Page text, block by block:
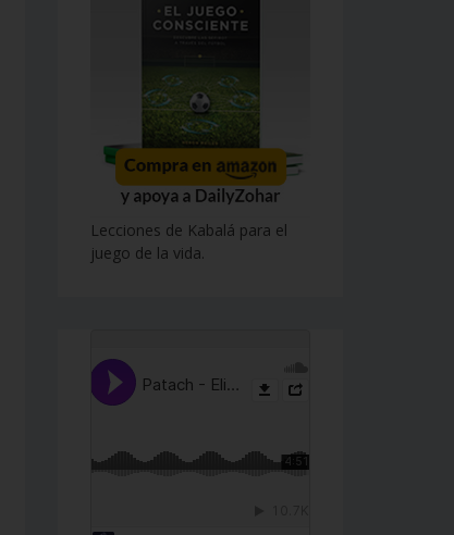
Lecciones de Kabalá para el
juego de la vida.